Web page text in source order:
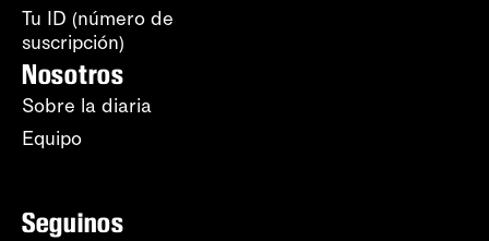
Tu ID (número de
suscripción)
Nosotros
Sobre la diaria
Equipo
Seguinos